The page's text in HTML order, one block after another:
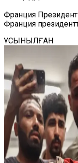
Франция
Франция
ҰСЫНЫЛҒАН